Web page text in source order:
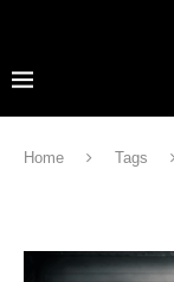
Home Tags